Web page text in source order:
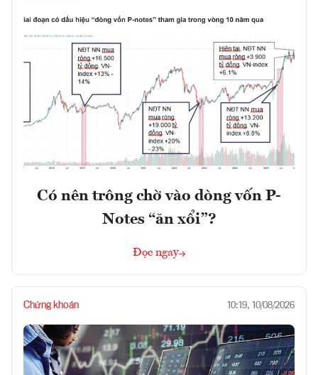
Có nên trông chờ vào dòng vốn P-
Notes “ăn xổi”?
Đọc ngay
Chứng khoán 10:19, 10/08/2026